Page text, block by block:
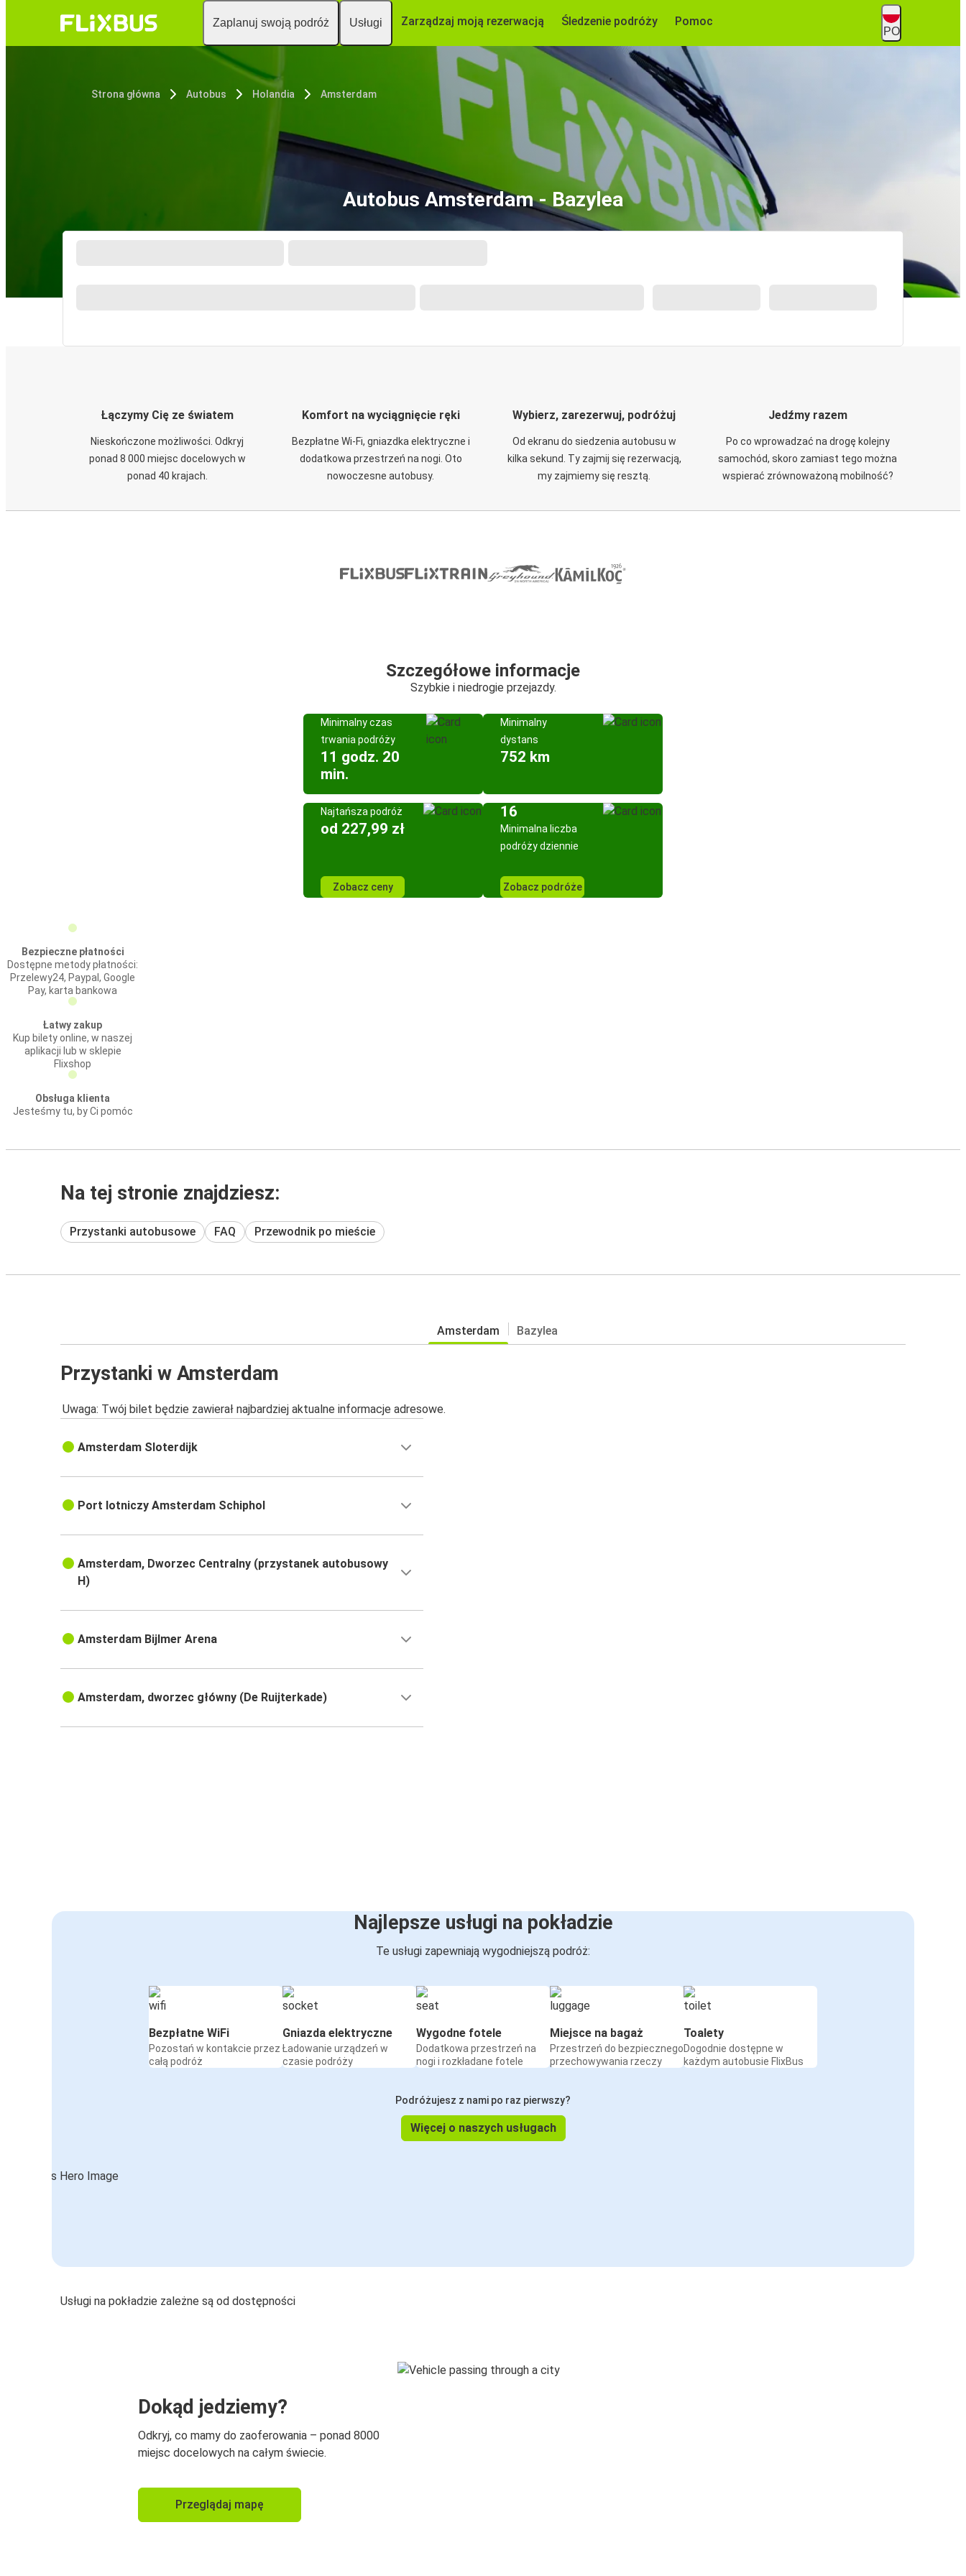
Zaplanuj swoją podróż Usługi Zarządzaj moją rezerwacją Śledzenie podróży Pomoc
PO
Strona główna Autobus Holandia Amsterdam
Autobus Amsterdam - Bazylea
Łączymy Cię ze światem
Nieskończone możliwości. Odkryj
ponad 8 000 miejsc docelowych w
ponad 40 krajach.
Komfort na wyciągnięcie ręki
Bezpłatne Wi-Fi, gniazdka elektryczne i
dodatkowa przestrzeń na nogi. Oto
nowoczesne autobusy.
Wybierz, zarezerwuj, podróżuj
Od ekranu do siedzenia autobusu w
kilka sekund. Ty zajmij się rezerwacją,
my zajmiemy się resztą.
Jedźmy razem
Po co wprowadzać na drogę kolejny
samochód, skoro zamiast tego można
wspierać zrównoważoną mobilność?
Szczegółowe informacje
Szybkie i niedrogie przejazdy.
Minimalny czas
trwania podróży
11 godz. 20
min.
Minimalny
dystans
752 km
Najtańsza podróż
od 227,99 zł
Zobacz ceny
16
Minimalna liczba
podróży dziennie
Zobacz podróże
Bezpieczne płatności
Dostępne metody płatności:
Przelewy24, Paypal, Google
Pay, karta bankowa
Łatwy zakup
Kup bilety online, w naszej
aplikacji lub w sklepie
Flixshop
Obsługa klienta
Jesteśmy tu, by Ci pomóc
Na tej stronie znajdziesz:
Przystanki autobusowe FAQ Przewodnik po mieście
Amsterdam Bazylea
Przystanki w Amsterdam
Uwaga: Twój bilet będzie zawierał najbardziej aktualne informacje adresowe.
Amsterdam Sloterdijk
Port lotniczy Amsterdam Schiphol
Amsterdam, Dworzec Centralny (przystanek autobusowy
H)
Amsterdam Bijlmer Arena
Amsterdam, dworzec główny (De Ruijterkade)
Najlepsze usługi na pokładzie
Te usługi zapewniają wygodniejszą podróż:
Bezpłatne WiFi
Pozostań w kontakcie przez
całą podróż
Gniazda elektryczne
Ładowanie urządzeń w
czasie podróży
Wygodne fotele
Dodatkowa przestrzeń na
nogi i rozkładane fotele
Miejsce na bagaż
Przestrzeń do bezpiecznego
przechowywania rzeczy
Toalety
Dogodnie dostępne w
każdym autobusie FlixBus
Podróżujesz z nami po raz pierwszy?
Więcej o naszych usługach
Usługi na pokładzie zależne są od dostępności
Dokąd jedziemy?
Odkryj, co mamy do zaoferowania – ponad 8000
miejsc docelowych na całym świecie.
Przeglądaj mapę